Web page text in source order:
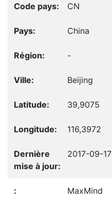
CN
China
-
Beijing
39,9075
116,3972
2017-09-17
MaxMind